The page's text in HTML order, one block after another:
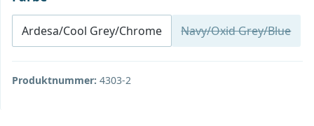
Ardesa/Cool Grey/Chrome Navy/Oxid Grey/Blue
(Diese Option
Produktnummer: 4303-2